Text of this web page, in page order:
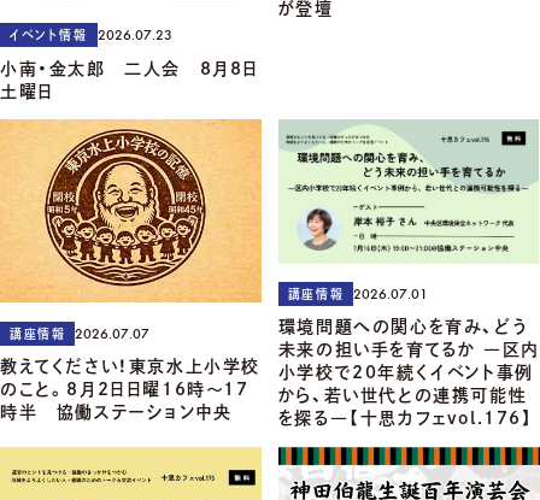
イベント情報 2026.07.23
小南・金太郎 二人会 8月8日
土曜日
が登壇
講座情報 2026.07.07
教えてください！東京水上小学校
のこと。8月2日日曜16時～17
時半 協働ステーション中央
講座情報 2026.07.01
環境問題への関心を育み、どう
未来の担い手を育てるか ―区内
小学校で20年続くイベント事例
から、若い世代との連携可能性
を探る―【十思カフェvol.176】